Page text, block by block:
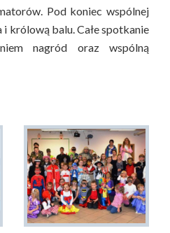
Pod koniec wspólnej
królową balu. Całe spotkanie
nagród oraz wspólną